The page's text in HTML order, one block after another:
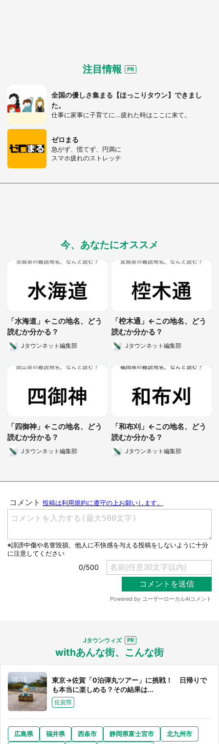
都道府選択
選択する
注目情報
全国の優しさ集まる【ほっこりタウン】できまし
た。
仕事に家事に子育てに...疲れた時はここに来て。
ゼロまる
急がず、慌てず、円満に
スマホ疲れのストレッチ
今、あなたにオススメ
「水海道」←この地名、どう
読むか分かる？
Jタウンネット編集部
「椌木通」←この地名、どう
読むか分かる？
Jタウンネット編集部
「四御神」←この地名、どう
読むか分かる？
Jタウンネット編集部
「和布刈」←この地名、どう
読むか分かる？
Jタウンネット編集部
Jタウンウィズ
withあんな街、こんな街
東京→佐賀「0泊弾丸ツアー」に挑戦！ 日帰りで
も本当に楽しめる？その結果は...
佐賀県
広島県 福井県 西条市 静岡県富士宮市
北九州市